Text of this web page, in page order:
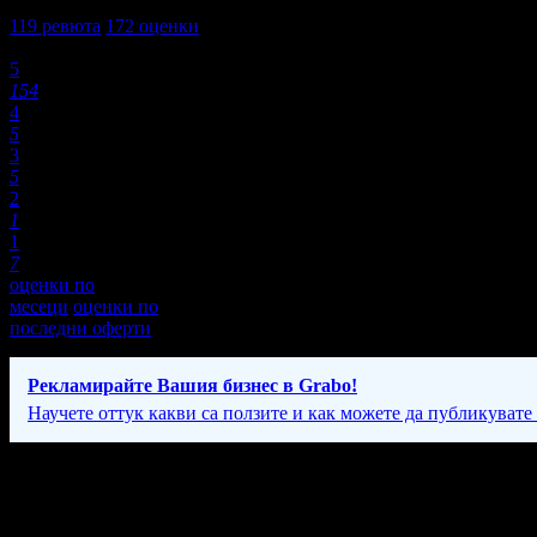
119 ревюта 172 оценки
5
154
4
5
3
5
2
1
1
7
оценки по
месеци оценки по
последни оферти
Рекламирайте Вашия бизнес в Grabo!
Научете оттук какви са ползите и как можете да публикувате